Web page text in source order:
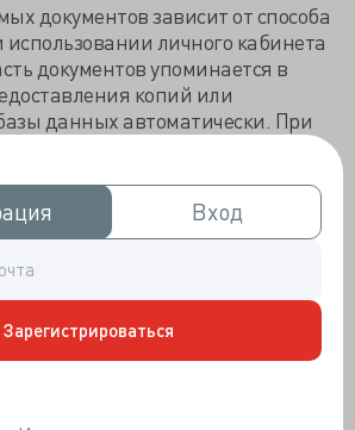
Вход
Вход
Зарегистрироваться
документов зависит от способа
личного кабинета
документов упоминается в
копий или
данных автоматически. При
собираются все копии всего. Если
категорию в год аккредитации
потребуется предоставить копию
категории госкомиссией.
из ФАЦ в аккредитационную
портфолио отводится «20
есть не меньше месяца. Срок может
на месяц, если ФАЦ не
подкомиссию и к оценке